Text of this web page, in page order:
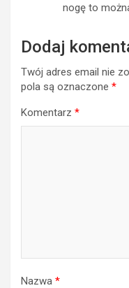
nogę to
Dodaj
Twój adres email nie
pola są oznaczone *
Komentarz *
Nazwa *